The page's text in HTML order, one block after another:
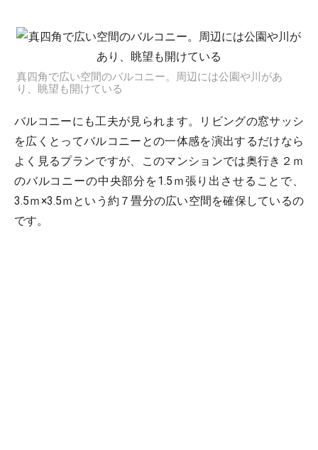
真四角で広い空間のバルコニー。周辺には公園や川があ
り、眺望も開けている
バルコニーにも工夫が見られます。リビングの窓サッシ
を広くとってバルコニーとの一体感を演出するだけなら
よく見るプランですが、このマンションでは奥行き２ｍ
のバルコニーの中央部分を1.5ｍ張り出させることで、
3.5ｍ×3.5ｍという約７畳分の広い空間を確保しているの
です。